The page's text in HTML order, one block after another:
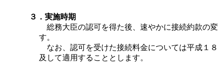
３．実施時期
総務大臣の認可を得た後、速やかに接続約款の
す。
なお、認可を受けた接続料金については平成１
及して適用することとします。